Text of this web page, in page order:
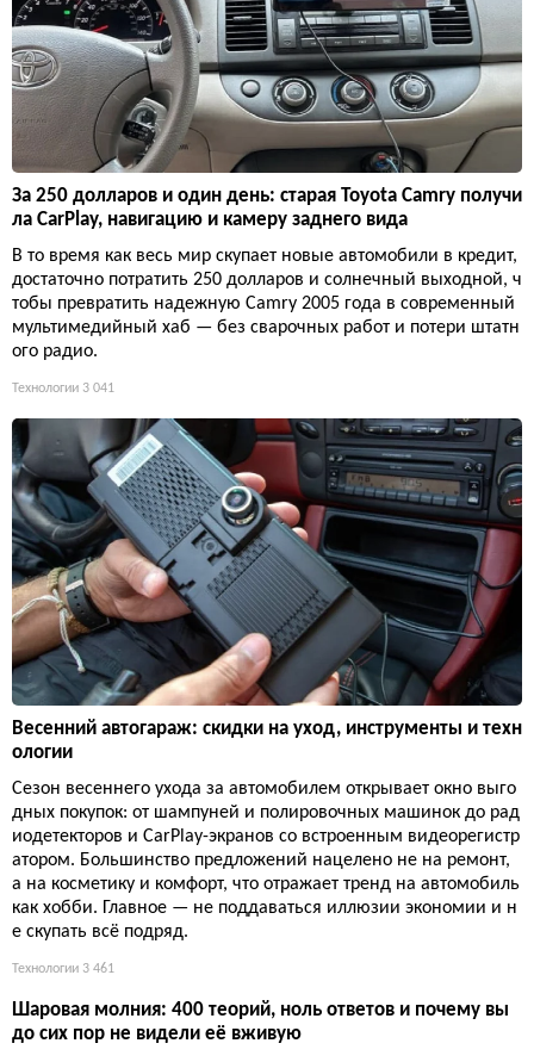
За 250 долларов и один день: старая Toyota Camry получи
ла CarPlay, навигацию и камеру заднего вида
В то время как весь мир скупает новые автомобили в кредит,
достаточно потратить 250 долларов и солнечный выходной, ч
тобы превратить надежную Camry 2005 года в современный
мультимедийный хаб — без сварочных работ и потери штатн
ого радио.
Технологии 3 041
Весенний автогараж: скидки на уход, инструменты и техн
ологии
Сезон весеннего ухода за автомобилем открывает окно выго
дных покупок: от шампуней и полировочных машинок до рад
иодетекторов и CarPlay-экранов со встроенным видеорегистр
атором. Большинство предложений нацелено не на ремонт,
а на косметику и комфорт, что отражает тренд на автомобиль
как хобби. Главное — не поддаваться иллюзии экономии и н
е скупать всё подряд.
Технологии 3 461
Шаровая молния: 400 теорий, ноль ответов и почему вы
до сих пор не видели её вживую